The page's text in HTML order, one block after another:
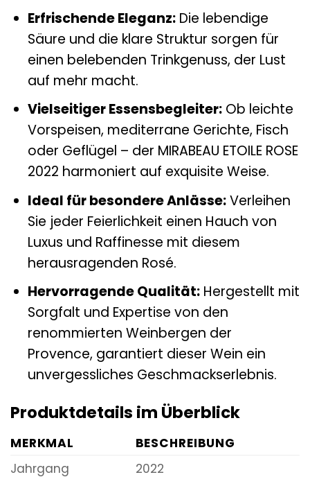
Erfrischende Eleganz:Die lebendige
Säure und die klare Struktur sorgen für
einen belebenden Trinkgenuss, der Lust
auf mehr macht.
Vielseitiger Essensbegleiter:Ob leichte
Vorspeisen, mediterrane Gerichte, Fisch
oder Geflügel – der MIRABEAU ETOILE ROSE
2022 harmoniert auf exquisite Weise.
Ideal für besondere Anlässe:Verleihen
Sie jeder Feierlichkeit einen Hauch von
Luxus und Raffinesse mit diesem
herausragenden Rosé.
Hervorragende Qualität:Hergestellt mit
Sorgfalt und Expertise von den
renommierten Weinbergen der
Provence, garantiert dieser Wein ein
unvergessliches Geschmackserlebnis.
Produktdetails im Überblick
MERKMAL
BESCHREIBUNG
Jahrgang
2022